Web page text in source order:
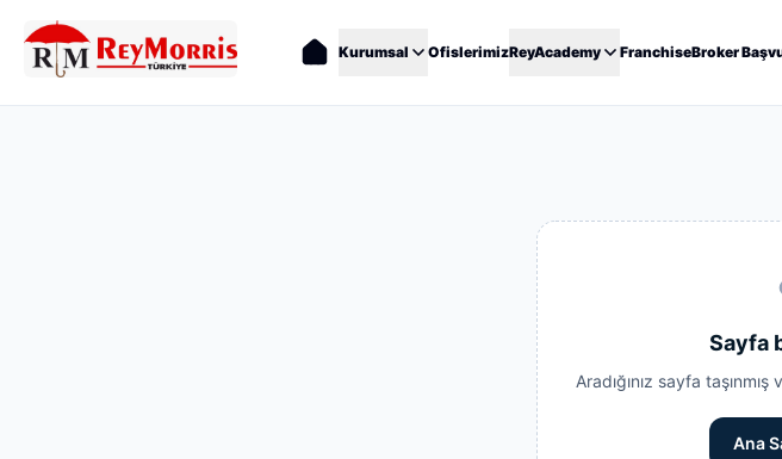
Kurumsal OfislerimizReyAcademy FranchiseBroker
Sayfa
Aradığınız sayfa
Ana